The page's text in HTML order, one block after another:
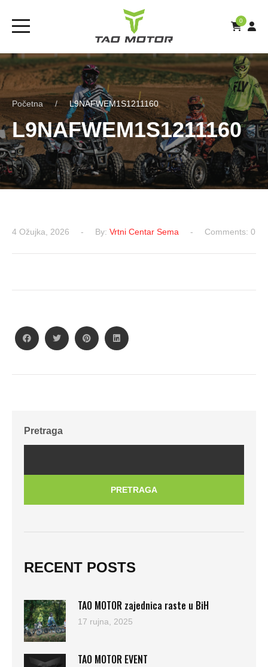
0
Početna L9NAFWEM1S1211160
L9NAFWEM1S1211160
4 Ožujka, 2026 By: Vrtni Centar Sema Comments: 0
Pretraga
PRETRAGA
RECENT POSTS
TAO MOTOR zajednica raste u BiH
17 rujna, 2025
TAO MOTOR EVENT